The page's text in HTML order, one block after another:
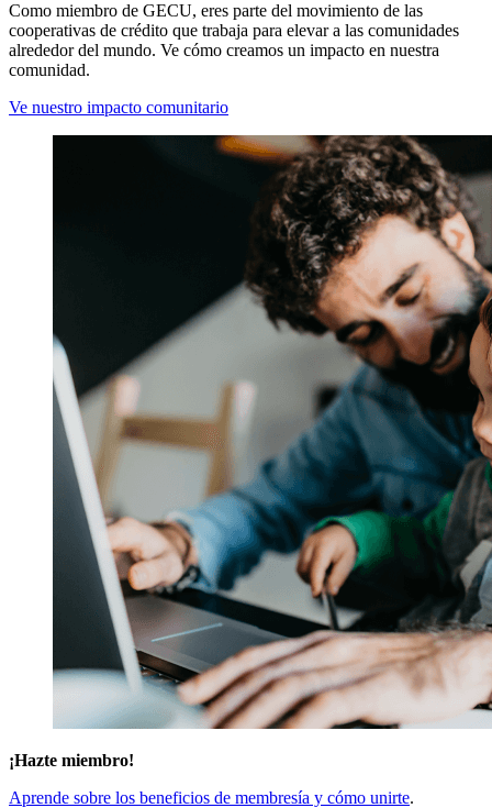
Como miembro de GECU, eres parte del movimiento de las
cooperativas de crédito que trabaja para elevar a las comunidades
alrededor del mundo. Ve cómo creamos un impacto en nuestra
comunidad.
Ve nuestro impacto comunitario
¡Hazte miembro!
Aprende sobre los beneficios de membresía y cómo unirte.